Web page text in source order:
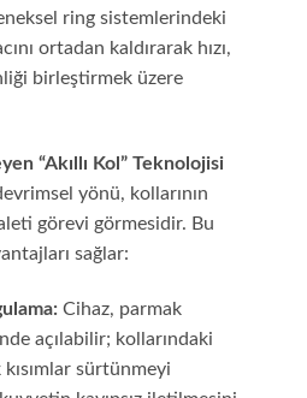
ring sistemlerindeki
ortadan kaldırarak hızı,
birleştirmek üzere
“Akıllı Kol” Teknolojisi
yönü, kollarının
görevi görmesidir. Bu
sağlar:
Cihaz, parmak
açılabilir; kollarındaki
sürtünmeyi